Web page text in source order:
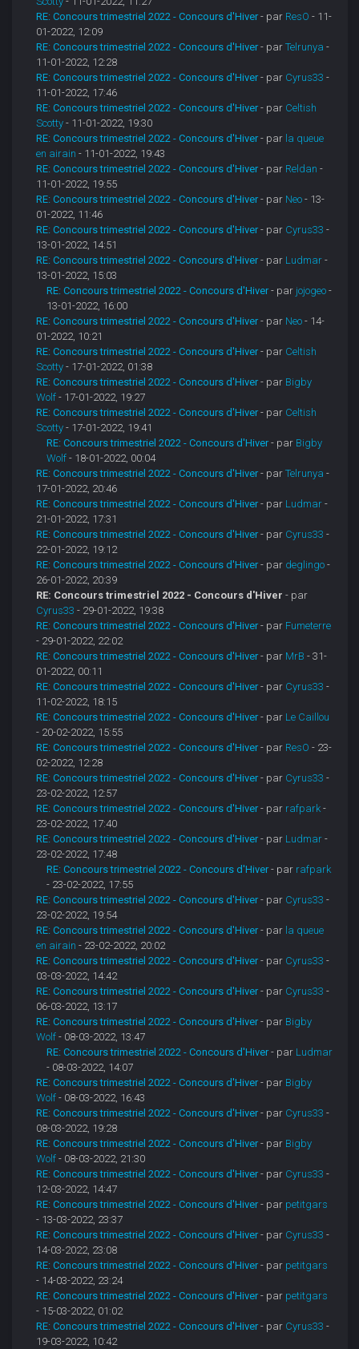
RE: Concours trimestriel 2022 - Concours d'Hiver - par ResO - 11-
01-2022, 12:09
RE: Concours trimestriel 2022 - Concours d'Hiver - parTelrunya -
11-01-2022, 12:28
RE: Concours trimestriel 2022 - Concours d'Hiver - par Cyrus33 -
11-01-2022, 17:46
RE: Concours trimestriel 2022 - Concours d'Hiver - par Celtish
Scotty - 11-01-2022, 19:30
RE: Concours trimestriel 2022 - Concours d'Hiver - par la queue
en airain - 11-01-2022, 19:43
RE: Concours trimestriel 2022 - Concours d'Hiver - par Reldan -
11-01-2022, 19:55
RE: Concours trimestriel 2022 - Concours d'Hiver - par Neo - 13-
01-2022, 11:46
RE: Concours trimestriel 2022 - Concours d'Hiver - par Cyrus33 -
13-01-2022, 14:51
RE: Concours trimestriel 2022 - Concours d'Hiver - par Ludmar -
13-01-2022, 15:03
RE: Concours trimestriel 2022 - Concours d'Hiver - par jojogeo -
13-01-2022, 16:00
RE: Concours trimestriel 2022 - Concours d'Hiver - par Neo - 14-
01-2022, 10:21
RE: Concours trimestriel 2022 - Concours d'Hiver - par Celtish
Scotty - 17-01-2022, 01:38
RE: Concours trimestriel 2022 - Concours d'Hiver - par Bigby
Wolf - 17-01-2022, 19:27
RE: Concours trimestriel 2022 - Concours d'Hiver - par Celtish
Scotty - 17-01-2022, 19:41
RE: Concours trimestriel 2022 - Concours d'Hiver - par Bigby
Wolf - 18-01-2022, 00:04
RE: Concours trimestriel 2022 - Concours d'Hiver - parTelrunya -
17-01-2022, 20:46
RE: Concours trimestriel 2022 - Concours d'Hiver - par Ludmar -
21-01-2022, 17:31
RE: Concours trimestriel 2022 - Concours d'Hiver - par Cyrus33 -
22-01-2022, 19:12
RE: Concours trimestriel 2022 - Concours d'Hiver - par deglingo -
26-01-2022, 20:39
RE: Concours trimestriel 2022 - Concours d'Hiver - par
Cyrus33 - 29-01-2022, 19:38
RE: Concours trimestriel 2022 - Concours d'Hiver - par Fumeterre
- 29-01-2022, 22:02
RE: Concours trimestriel 2022 - Concours d'Hiver - par MrB - 31-
01-2022, 00:11
RE: Concours trimestriel 2022 - Concours d'Hiver - par Cyrus33 -
11-02-2022, 18:15
RE: Concours trimestriel 2022 - Concours d'Hiver - par Le Caillou
- 20-02-2022, 15:55
RE: Concours trimestriel 2022 - Concours d'Hiver - par ResO - 23-
02-2022, 12:28
RE: Concours trimestriel 2022 - Concours d'Hiver - par Cyrus33 -
23-02-2022, 12:57
RE: Concours trimestriel 2022 - Concours d'Hiver - par rafpark -
23-02-2022, 17:40
RE: Concours trimestriel 2022 - Concours d'Hiver - par Ludmar -
23-02-2022, 17:48
RE: Concours trimestriel 2022 - Concours d'Hiver - par rafpark
- 23-02-2022, 17:55
RE: Concours trimestriel 2022 - Concours d'Hiver - par Cyrus33 -
23-02-2022, 19:54
RE: Concours trimestriel 2022 - Concours d'Hiver - par la queue
en airain - 23-02-2022, 20:02
RE: Concours trimestriel 2022 - Concours d'Hiver - par Cyrus33 -
03-03-2022, 14:42
RE: Concours trimestriel 2022 - Concours d'Hiver - par Cyrus33 -
06-03-2022, 13:17
RE: Concours trimestriel 2022 - Concours d'Hiver - par Bigby
Wolf - 08-03-2022, 13:47
RE: Concours trimestriel 2022 - Concours d'Hiver - par Ludmar
- 08-03-2022, 14:07
RE: Concours trimestriel 2022 - Concours d'Hiver - par Bigby
Wolf - 08-03-2022, 16:43
RE: Concours trimestriel 2022 - Concours d'Hiver - par Cyrus33 -
08-03-2022, 19:28
RE: Concours trimestriel 2022 - Concours d'Hiver - par Bigby
Wolf - 08-03-2022, 21:30
RE: Concours trimestriel 2022 - Concours d'Hiver - par Cyrus33 -
12-03-2022, 14:47
RE: Concours trimestriel 2022 - Concours d'Hiver - par petitgars
- 13-03-2022, 23:37
RE: Concours trimestriel 2022 - Concours d'Hiver - par Cyrus33 -
14-03-2022, 23:08
RE: Concours trimestriel 2022 - Concours d'Hiver - par petitgars
- 14-03-2022, 23:24
RE: Concours trimestriel 2022 - Concours d'Hiver - par petitgars
- 15-03-2022, 01:02
RE: Concours trimestriel 2022 - Concours d'Hiver - par Cyrus33 -
19-03-2022, 10:42